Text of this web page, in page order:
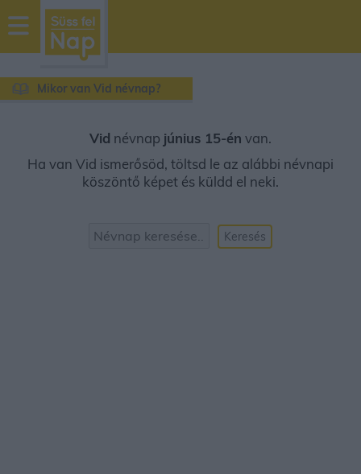
sussfelnap.hu
időjárás
Mikor van Vid névnap?
Vid névnap június 15-én van.
Ha van Vid ismerősöd, töltsd le az alábbi névnapi
köszöntő képet és küldd el neki.
Keresés